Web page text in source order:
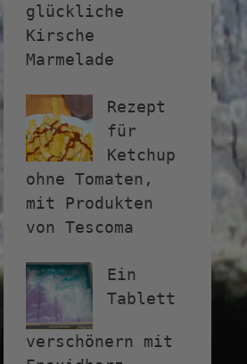
glückliche
Kirsche
Marmelade
Rezept
für
Ketchup
ohne Tomaten,
mit Produkten
von Tescoma
Ein
Tablett
verschönern mit